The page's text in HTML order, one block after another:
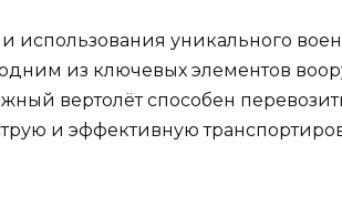
использования уникального
одним из ключевых элементов
вертолёт способен
и эффективную